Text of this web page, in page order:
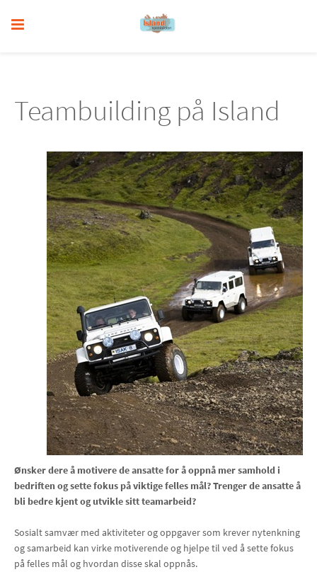
Teambuilding på Island
Ønsker dere å motivere de ansatte for å oppnå mer samhold i
bedriften og sette fokus på viktige felles mål? Trenger de ansatte å
bli bedre kjent og utvikle sitt teamarbeid?
Sosialt samvær med aktiviteter og oppgaver som krever nytenkning
og samarbeid kan virke motiverende og hjelpe til ved å sette fokus
på felles mål og hvordan disse skal oppnås.